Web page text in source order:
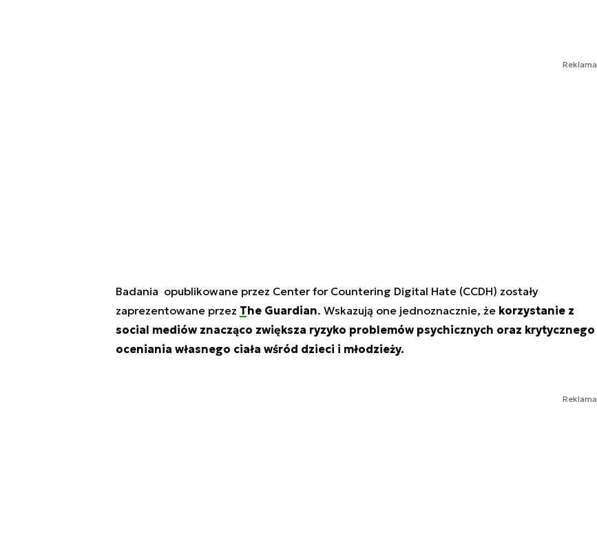
Reklama
Badania opublikowane przez Center for Countering Digital Hate (CCDH) zostały
zaprezentowane przez The Guardian. Wskazują one jednoznacznie, że korzystanie z
social mediów znacząco zwiększa ryzyko problemów psychicznych oraz krytycznego
oceniania własnego ciała wśród dzieci i młodzieży.
Reklama